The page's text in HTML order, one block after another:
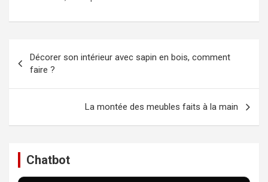
de
l’article
Décorer son intérieur avec sapin en bois, comment
faire ?
La montée des meubles faits à la main
Chatbot